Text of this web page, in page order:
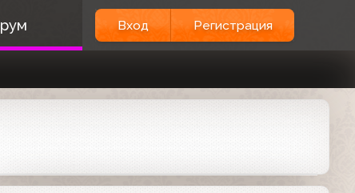
Вход Регистрация